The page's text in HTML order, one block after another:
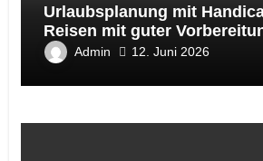
Urlaubsplanung mit
Reisen mit guter
entspannter wird
Admin 12. Juni 2026